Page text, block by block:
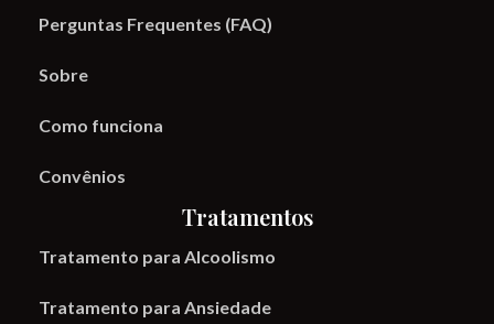
Perguntas Frequentes (FAQ)
Sobre
Como funciona
Convênios
Tratamentos
Tratamento para Alcoolismo
Tratamento para Ansiedade